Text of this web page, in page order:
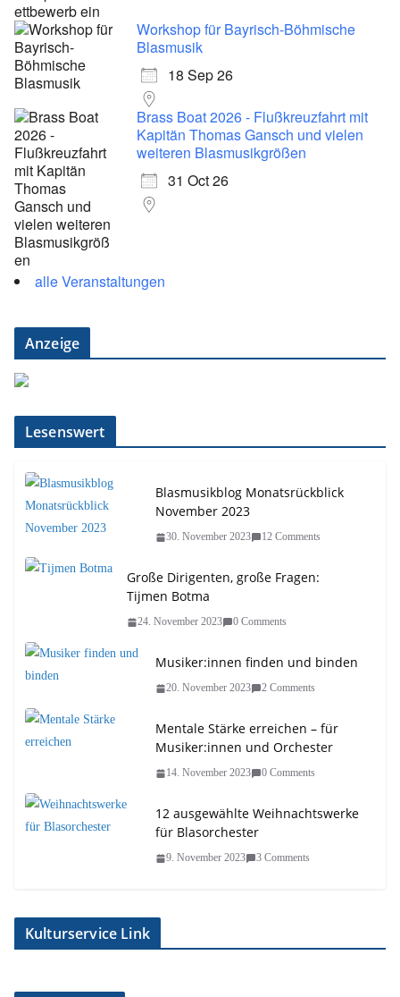
Workshop für Bayrisch-Böhmische
Blasmusik
18 Sep 26
Brass Boat 2026 - Flußkreuzfahrt mit
Kapitän Thomas Gansch und vielen
weiteren Blasmusikgrößen
31 Oct 26
alle Veranstaltungen
Anzeige
Lesenswert
Blasmusikblog Monatsrückblick
November 2023
30. November 2023 12 Comments
Große Dirigenten, große Fragen:
Tijmen Botma
24. November 2023 0 Comments
Musiker:innen finden und binden
20. November 2023 2 Comments
Mentale Stärke erreichen – für
Musiker:innen und Orchester
14. November 2023 0 Comments
12 ausgewählte Weihnachtswerke
für Blasorchester
9. November 2023 3 Comments
Kulturservice Link